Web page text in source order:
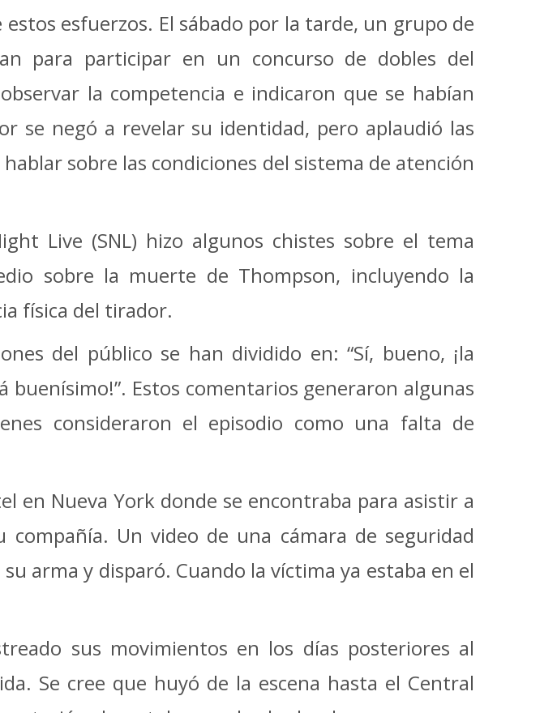
esfuerzos. El sábado por la tarde, un grupo de
para participar en un concurso de dobles del
la competencia e indicaron que se habían
se negó a revelar su identidad, pero aplaudió las
sobre las condiciones del sistema de atención
Live (SNL) hizo algunos chistes sobre el tema
sobre la muerte de Thompson, incluyendo la
física del tirador.
del público se han dividido en: “Sí, bueno, ¡la
buenísimo!”. Estos comentarios generaron algunas
consideraron el episodio como una falta de
en Nueva York donde se encontraba para asistir a
Un video de una cámara de seguridad
arma y disparó. Cuando la víctima ya estaba en el
sus movimientos en los días posteriores al
Se cree que huyó de la escena hasta el Central